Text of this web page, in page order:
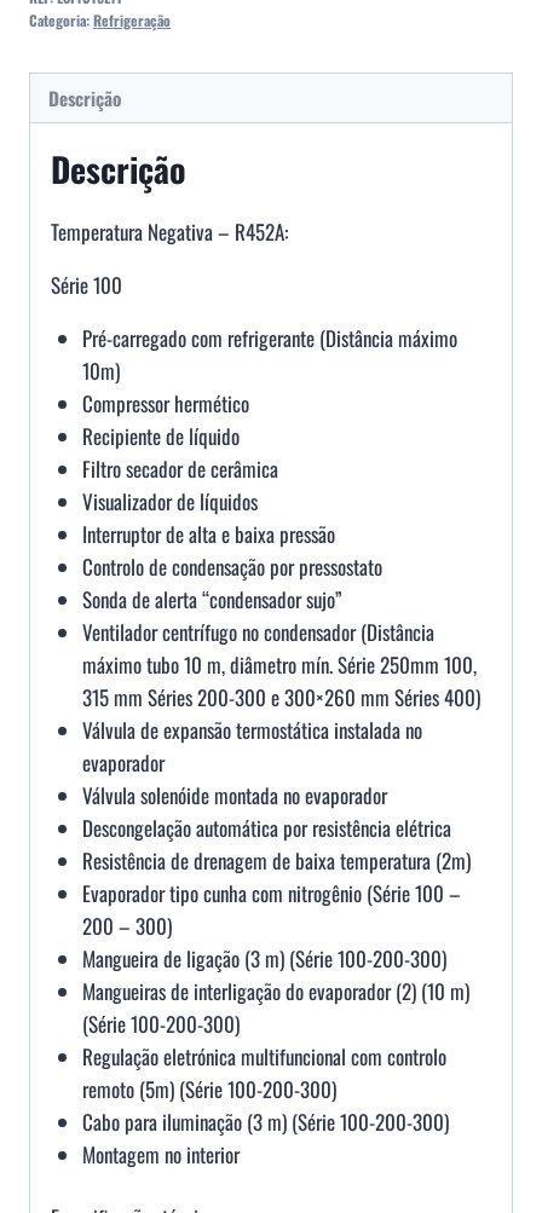
Categoria:Refrigeração
Descrição
Descrição
Temperatura Negativa – R452A:
Série 100
Pré-carregado com refrigerante (Distância máximo
10m)
Compressor hermético
Recipiente de líquido
Filtro secador de cerâmica
Visualizador de líquidos
Interruptor de alta e baixa pressão
Controlo de condensação por pressostato
Sonda de alerta “condensador sujo”
Ventilador centrífugo no condensador (Distância
máximo tubo 10 m, diâmetro mín. Série 250mm 100,
315 mm Séries 200-300 e 300×260 mm Séries 400)
Válvula de expansão termostática instalada no
evaporador
Válvula solenóide montada no evaporador
Descongelação automática por resistência elétrica
Resistência de drenagem de baixa temperatura (2m)
Evaporador tipo cunha com nitrogênio (Série 100 –
200 – 300)
Mangueira de ligação (3 m) (Série 100-200-300)
Mangueiras de interligação do evaporador (2) (10 m)
(Série 100-200-300)
Regulação eletrónica multifuncional com controlo
remoto (5m) (Série 100-200-300)
Cabo para iluminação (3 m) (Série 100-200-300)
Montagem no interior